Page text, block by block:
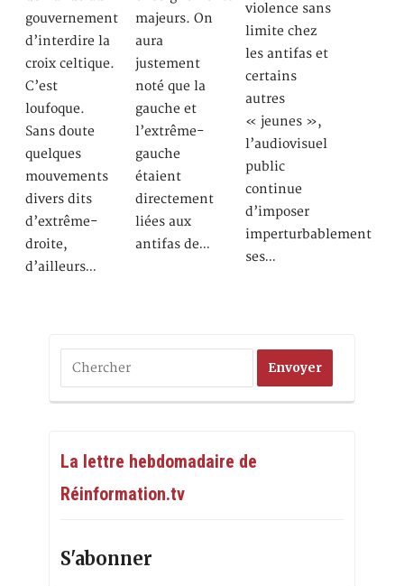
gouvernement
d’interdire la
croix celtique.
C’est
loufoque.
Sans doute
quelques
mouvements
divers dits
d’extrême-
droite,
d’ailleurs…
majeurs. On
aura
justement
noté que la
gauche et
l’extrême-
gauche
étaient
directement
liées aux
antifas de…
violence sans
limite chez
les antifas et
certains
autres
« jeunes »,
l’audiovisuel
public
continue
d’imposer
imperturbablement
ses…
La lettre hebdomadaire de
Réinformation.tv
S'abonner